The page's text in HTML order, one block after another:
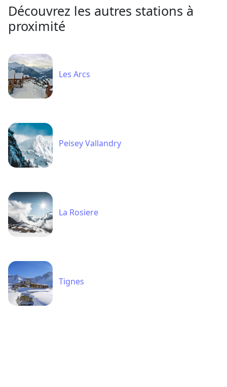
Découvrez les autres stations à
proximité
Les Arcs
Peisey Vallandry
La Rosiere
Tignes